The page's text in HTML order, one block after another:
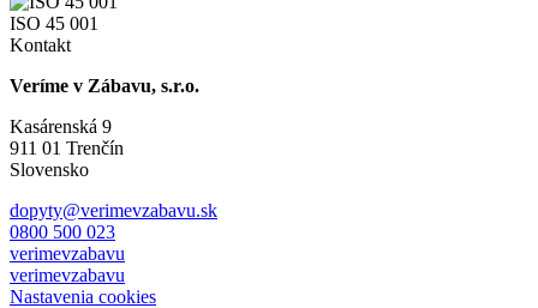
ISO 45 001
Kontakt
Veríme v Zábavu, s.r.o.
Kasárenská 9
911 01 Trenčín
Slovensko
dopyty@verimevzabavu.sk
0800 500 023
verimevzabavu
verimevzabavu
Nastavenia cookies